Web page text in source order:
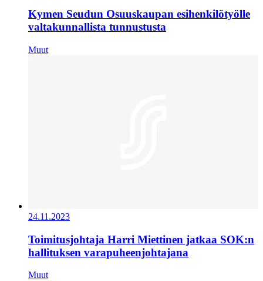
Kymen Seudun Osuuskaupan esihenkilötyölle
valtakunnallista tunnustusta
Muut
24.11.2023
Toimitusjohtaja Harri Miettinen jatkaa SOK:n
hallituksen varapuheenjohtajana
Muut